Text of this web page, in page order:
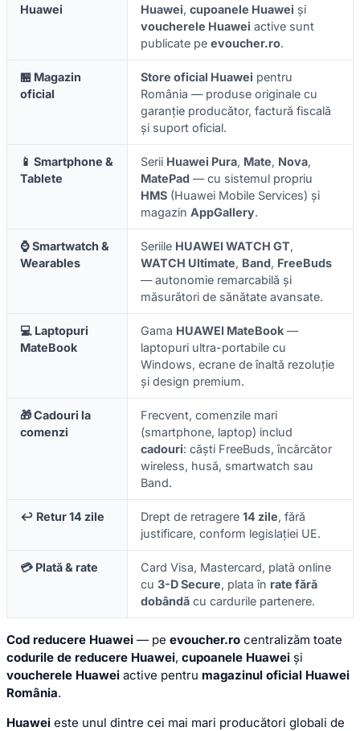
Huawei
Huawei, cupoanele Huawei și
voucherele Huawei active sunt
publicate pe evoucher.ro.
🏪 Magazin
oficial
Store oficial Huawei pentru
România — produse originale cu
garanție producător, factură fiscală
și suport oficial.
📱 Smartphone &
Tablete
Serii Huawei Pura, Mate, Nova,
MatePad — cu sistemul propriu
HMS (Huawei Mobile Services) și
magazin AppGallery.
⌚ Smartwatch &
Wearables
Seriile HUAWEI WATCH GT,
WATCH Ultimate, Band, FreeBuds
— autonomie remarcabilă și
măsurători de sănătate avansate.
💻 Laptopuri
MateBook
Gama HUAWEI MateBook —
laptopuri ultra-portabile cu
Windows, ecrane de înaltă rezoluție
și design premium.
🎁 Cadouri la
comenzi
Frecvent, comenzile mari
(smartphone, laptop) includ
cadouri: căști FreeBuds, încărcător
wireless, husă, smartwatch sau
Band.
↩️ Retur 14 zile Drept de retragere 14 zile, fără
justificare, conform legislației UE.
💳 Plată & rate
Card Visa, Mastercard, plată online
cu 3-D Secure, plata în rate fără
dobândă cu cardurile partenere.
Cod reducere Huawei — pe evoucher.ro centralizăm toate
codurile de reducere Huawei, cupoanele Huawei și
voucherele Huawei active pentru magazinul oficial Huawei
România.
Huawei este unul dintre cei mai mari producători globali de